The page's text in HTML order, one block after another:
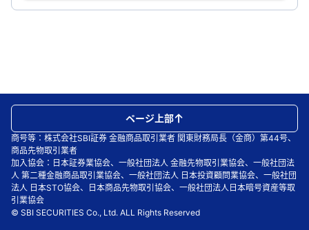
商号等：株式会社SBI証券 金融商品取引業者 関東財務局長（金商）第44号、
商品先物取引業者
加入協会：日本証券業協会、一般社団法人 金融先物取引業協会、一般社団法
人 第二種金融商品取引業協会、一般社団法人 日本投資顧問業協会、一般社団
法人 日本STO協会、日本商品先物取引協会、一般社団法人日本暗号資産等取
引業協会
© SBI SECURITIES Co., Ltd. ALL Rights Reserved
ページ上部